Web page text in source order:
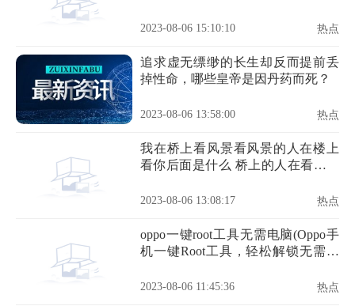
2023-08-06 15:10:10 热点
追求虚无缥缈的长生却反而提前丢
掉性命，哪些皇帝是因丹药而死？
2023-08-06 13:58:00 热点
我在桥上看风景看风景的人在楼上
看你后面是什么 桥上的人在看风景
2023-08-06 13:08:17 热点
oppo一键root工具无需电脑(Oppo手
机一键Root工具，轻松解锁无需电
2023-08-06 11:45:36 热点